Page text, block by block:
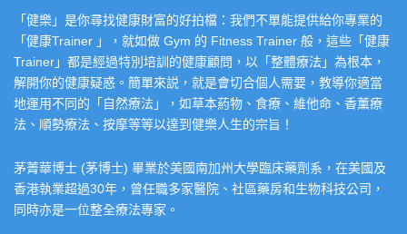
「健樂」是你尋找健康財富的好拍檔：我們不單能提供給你專業的
「健康Trainer 」，就如做 Gym 的 Fitness Trainer 般，這些「健康
Trainer」都是經過特別培訓的健康顧問，以「整體療法」為根本，
解開你的健康疑惑。簡單來説，就是會切合個人需要，教導你適當
地運用不同的「自然療法」，如草本葯物、食療、維他命、香薰療
法、順勢療法、按摩等等以達到健樂人生的宗旨！
茅菁華博士 (茅博士) 畢業於美國南加州大學臨床藥劑系，在美國及
香港執業超過30年，曾任職多家醫院、社區藥房和生物科技公司，
同時亦是一位整全療法專家。